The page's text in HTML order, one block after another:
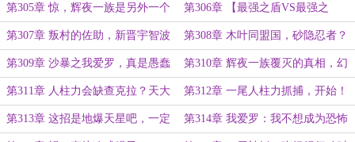
道的高手？ 考德
第305章 惊，辉夜一族是另外一个
仙人体家族？
第306章 【最强之盾VS最强之
矛！】最后的仙人之体，君麻吕
第307章 叛村的佐助，新晋宇智波
狂笑四杰
第308章 木叶同盟国，砂隐忍者？
开什么玩笑！
第309章 沙暴之我爱罗，真是愚蠢
的名号
第310章 辉夜一族覆灭的真相，幻
觉而已！
第311章 人柱力会缺查克拉？天大
的笑话!
第312章 一尾人柱力抓捕，开始！
第313章 这招是地爆天星吧，一定 第314章 我爱罗：我不想成为恐怖